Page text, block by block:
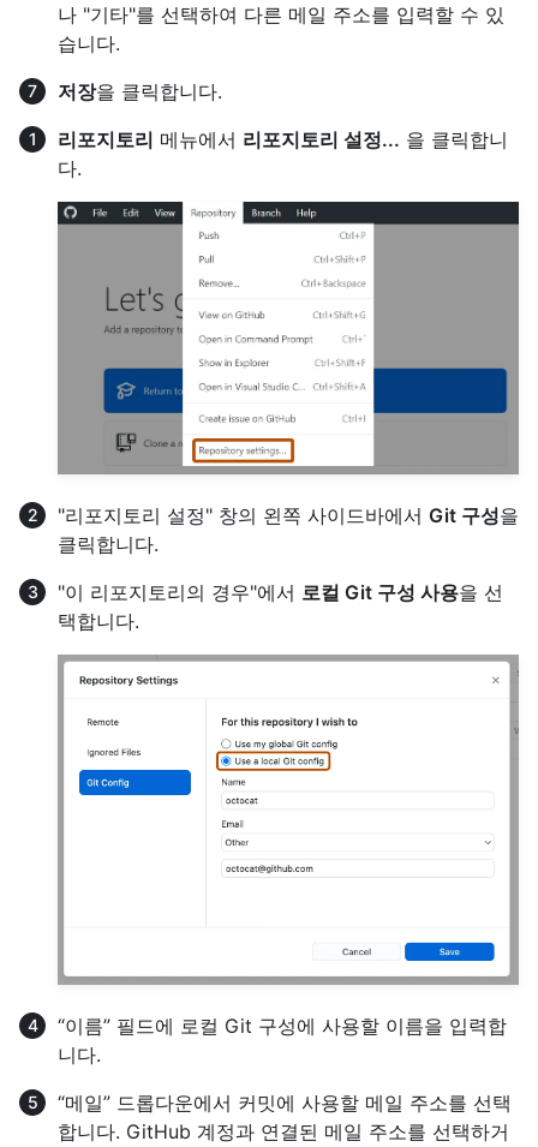
나 "기타"를 선택하여 다른 메일 주소를 입력할 수 있
습니다.
저장을 클릭합니다.
리포지토리 메뉴에서 리포지토리 설정... 을 클릭합니
다.
"리포지토리 설정" 창의 왼쪽 사이드바에서 Git 구성을
클릭합니다.
"이 리포지토리의 경우"에서 로컬 Git 구성 사용을 선
택합니다.
“이름” 필드에 로컬 Git 구성에 사용할 이름을 입력합
니다.
“메일” 드롭다운에서 커밋에 사용할 메일 주소를 선택
합니다. GitHub 계정과 연결된 메일 주소를 선택하거